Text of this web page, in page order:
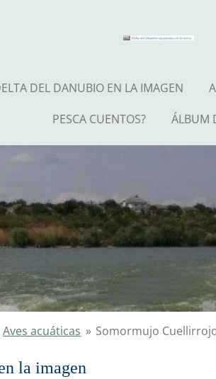
DEL DANUBIO EN LA IMAGEN
PESCA CUENTOS?
ÁLBUM
Aves acuáticas » Somormujo
la imagen